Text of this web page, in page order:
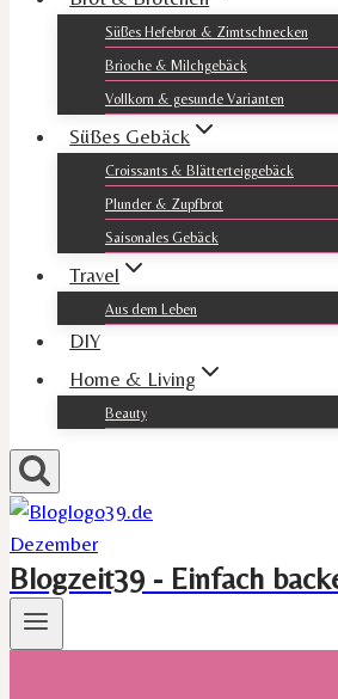
Süßes Hefebrot & Zimtschnecken
Brioche & Milchgebäck
Vollkorn & gesunde Varianten
Süßes Gebäck
Croissants & Blätterteiggebäck
Plunder & Zupfbrot
Saisonales Gebäck
Travel
Aus dem Leben
DIY
Home & Living
Beauty
Blogzeit39 - Einfach